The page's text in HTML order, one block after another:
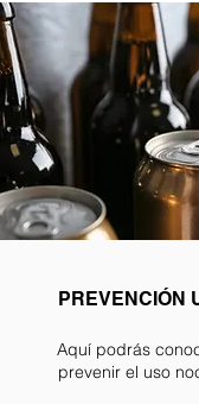
PREVENCIÓN
Aquí podrás
prevenir el uso